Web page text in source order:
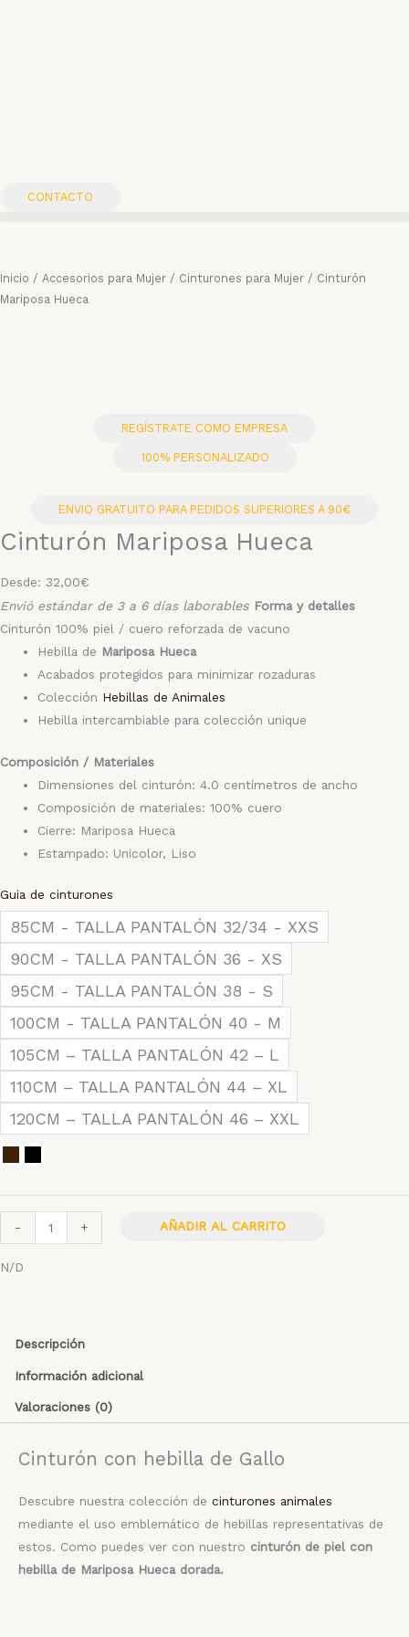
CONTACTO
Inicio / Accesorios para Mujer / Cinturones para Mujer / Cinturón
Mariposa Hueca
REGÍSTRATE COMO EMPRESA
100% PERSONALIZADO
ENVIO GRATUITO PARA PEDIDOS SUPERIORES A 90€
Cinturón Mariposa Hueca
Desde: 32,00€
Envió estándar de 3 a 6 días laborables Forma y detalles
Cinturón 100% piel / cuero reforzada de vacuno
Hebilla de Mariposa Hueca
Acabados protegidos para minimizar rozaduras
Colección Hebillas de Animales
Hebilla intercambiable para colección unique
Composición / Materiales
Dimensiones del cinturón: 4.0 centímetros de ancho
Composición de materiales: 100% cuero
Cierre: Mariposa Hueca
Estampado: Unicolor, Liso
Guia de cinturones
85CM - TALLA PANTALÓN 32/34 - XXS
90CM - TALLA PANTALÓN 36 - XS
95CM - TALLA PANTALÓN 38 - S
100CM - TALLA PANTALÓN 40 - M
105CM – TALLA PANTALÓN 42 – L
110CM – TALLA PANTALÓN 44 – XL
120CM – TALLA PANTALÓN 46 – XXL
-
Cinturón
Mariposa
Hueca
cantidad
+ AÑADIR AL CARRITO
N/D
Descripción
Información adicional
Valoraciones (0)
Cinturón con hebilla de Gallo
Descubre nuestra colección de cinturones animales
mediante el uso emblemático de hebillas representativas de
estos. Como puedes ver con nuestro cinturón de piel con
hebilla de Mariposa Hueca dorada.